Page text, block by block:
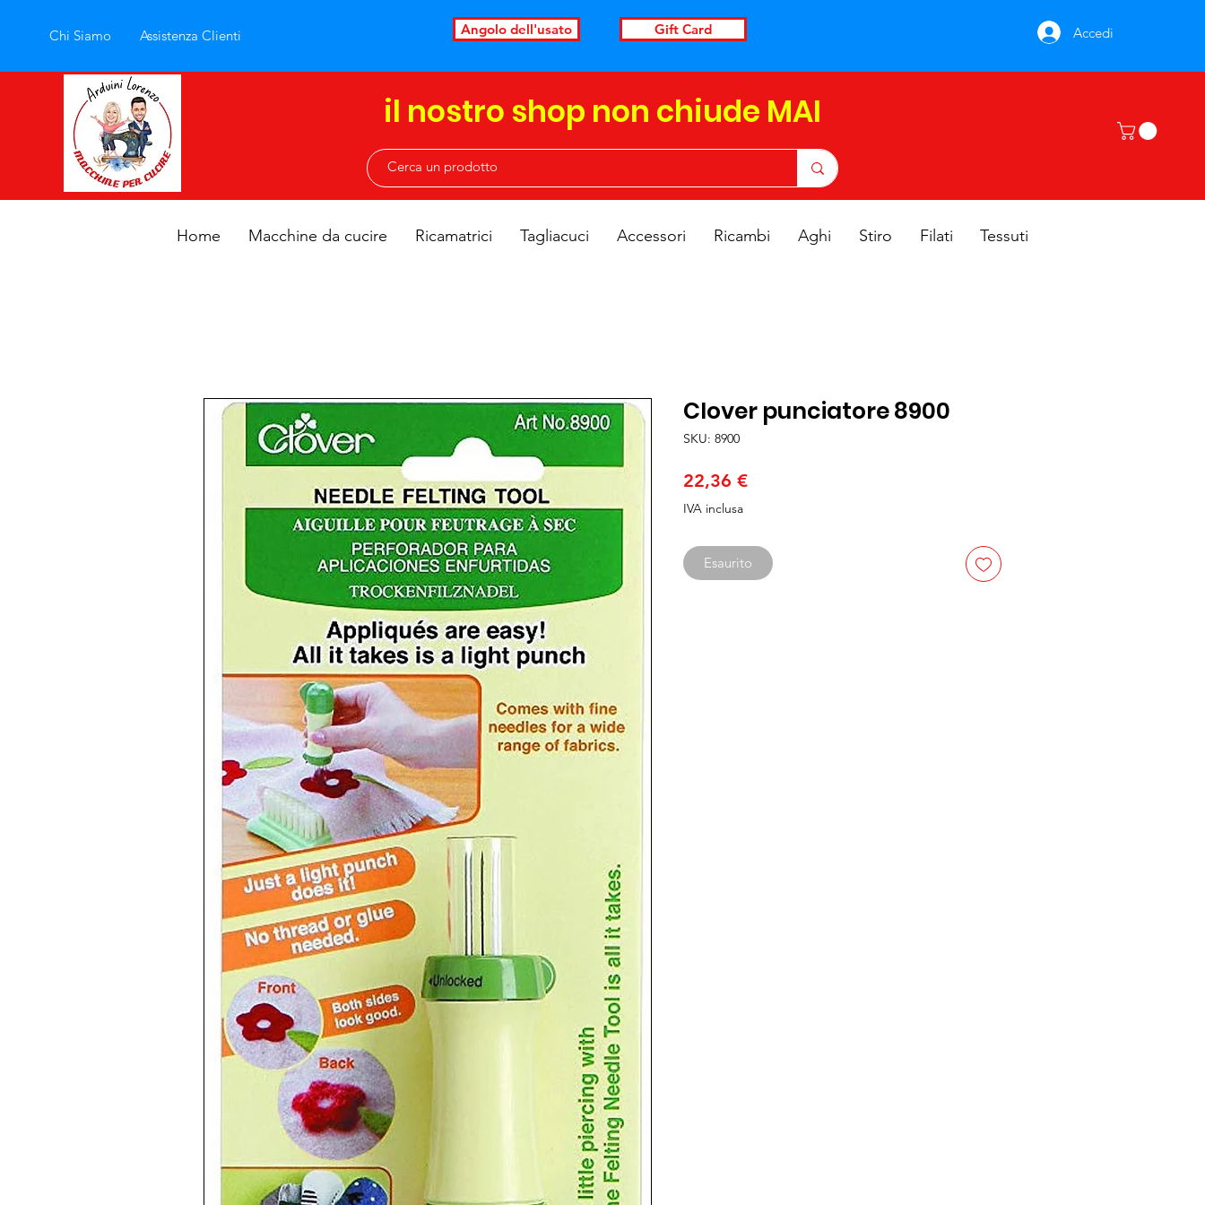
Chi Siamo Assistenza Clienti Angolo dell'usato Gift Card Accedi
il nostro shop non chiude MAI
Home Macchine da cucire Ricamatrici Tagliacuci Accessori Ricambi Aghi Stiro Filati Tessuti
Clover punciatore 8900
SKU: 8900
22,36 €Prezzo
IVA inclusa
Esaurito